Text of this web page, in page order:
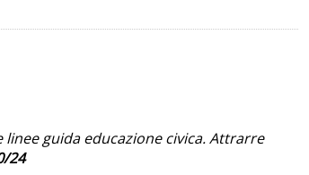
guida educazione civica. Attrarre
24